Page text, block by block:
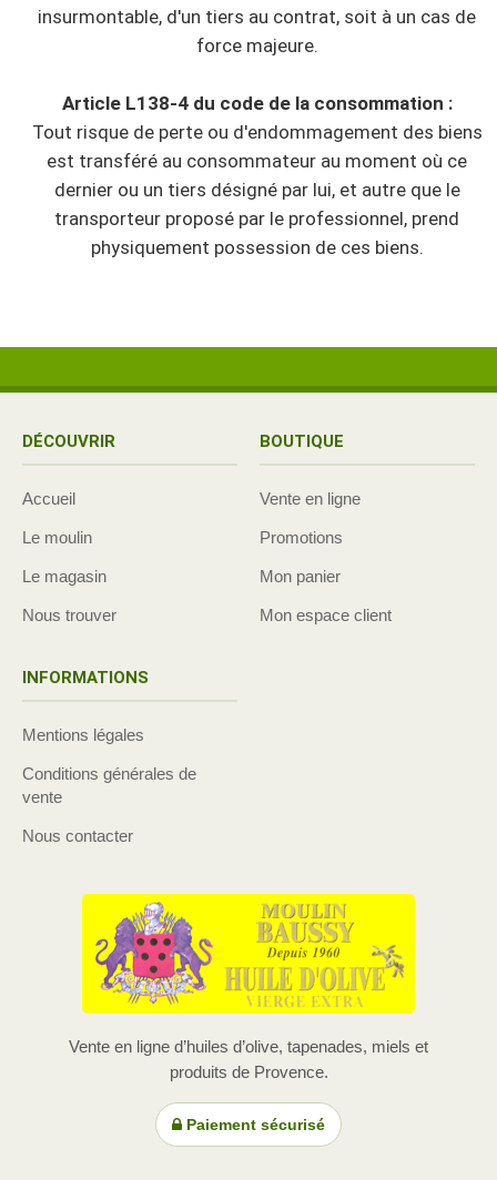
insurmontable, d'un tiers au contrat, soit à un cas de
force majeure.
Article L138-4 du code de la consommation :
Tout risque de perte ou d'endommagement des biens
est transféré au consommateur au moment où ce
dernier ou un tiers désigné par lui, et autre que le
transporteur proposé par le professionnel, prend
physiquement possession de ces biens.
DÉCOUVRIR
Accueil
Le moulin
Le magasin
Nous trouver
BOUTIQUE
Vente en ligne
Promotions
Mon panier
Mon espace client
INFORMATIONS
Mentions légales
Conditions générales de
vente
Nous contacter
Vente en ligne d’huiles d’olive, tapenades, miels et
produits de Provence.
Paiement sécurisé